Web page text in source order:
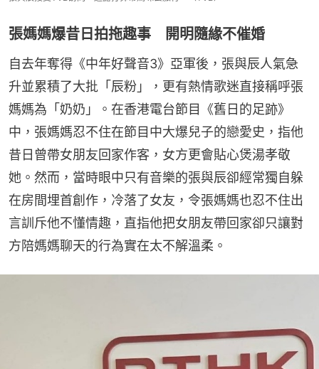
張媽媽爆昔日拍拖趣事 開明隨緣不催婚
自去年奪得《中年好聲音3》亞軍後，張與辰人氣急
升並累積了大批「辰粉」，更有熱情歌迷直接稱呼張
媽媽為「奶奶」。在香港電台節目《舊日的足跡》
中，張媽媽忍不住在節目中大爆兒子的戀愛史，指他
昔日曾帶女朋友回家作客，女方更會貼心煲湯孝敬
她。然而，當時眼中只有音樂的張與辰卻經常獨自躲
在房間埋首創作，冷落了女友，令張媽媽也忍不住出
言訓斥他不懂情趣，直指他把女朋友帶回家卻只讓對
方陪媽媽聊天的行為實在太不解溫柔。